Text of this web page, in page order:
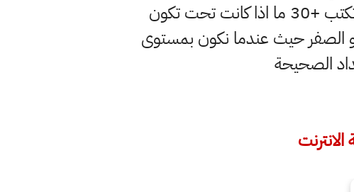
الاعداد التي تكون فوق تكون موجبة اي مثلا 30 فوق مستوى سطح البحر تكتب +30 ما اذا كانت تحت تكون
6 والتي تكون في المنتصف هو الصفر حيث عندما نكون بمستوى
الصحيحة